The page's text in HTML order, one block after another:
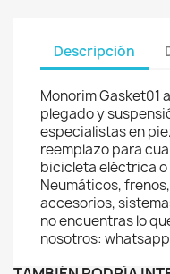
Descripción
Monorim Gasket01
plegado y
especialistas en
reemplazo para
bicicleta eléctrica
Neumáticos,
accesorios,
no encuentras lo
nosotros: